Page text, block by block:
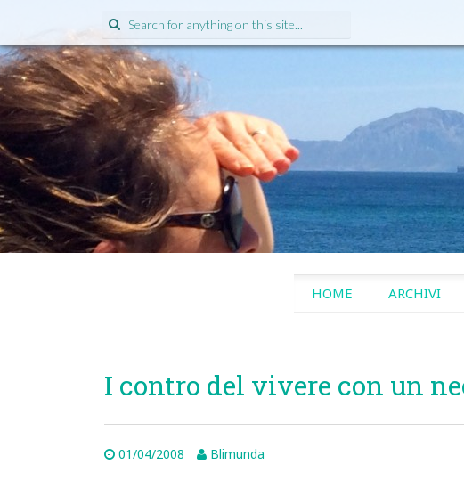
Search
for:
SKIP
HOME ARCHIVI
I contro del vivere con un
01/04/2008 Blimunda